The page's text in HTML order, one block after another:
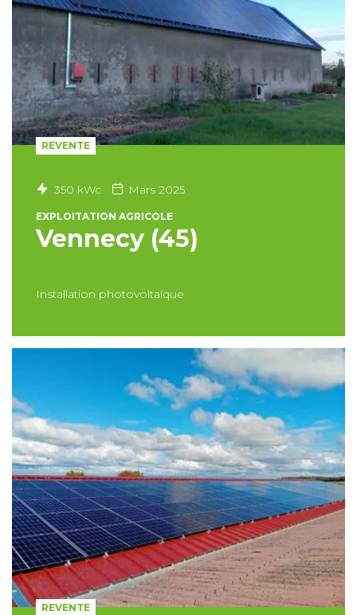
REVENTE
350 kWc Mars 2025
EXPLOITATION AGRICOLE
Vennecy (45)
Installation photovoltaïque
REVENTE